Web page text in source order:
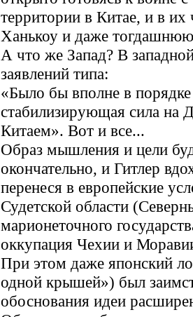
территории в Китае, и в
Ханькоу и даже
А что же Запад? В
заявлений типа:
«Было бы вполне в
стабилизирующая сила на
Китаем». Вот и все...
Образ мышления и цели
окончательно, и Гитлер
перенеся в европейские
Судетской области
марионеточного
оккупация Чехии и
При этом даже японский
одной крышей») был
обоснования идеи